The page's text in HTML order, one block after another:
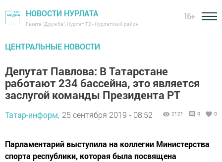
НОВОСТИ НУРЛАТА
Газета "Дружба", Нурлат ТВ - Нурлатский район
16+
ЦЕНТРАЛЬНЫЕ НОВОСТИ
Депутат Павлова: В Татарстане
работают 234 бассейна, это является
заслугой команды Президента РТ
Татар-информ, 25 сентября 2019 - 08:52 2121 0 0
Парламентарий выступила на коллегии Министерства
спорта республики, которая была посвящена